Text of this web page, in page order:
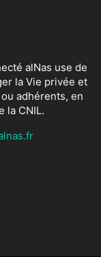
alNas use de
la Vie privée et
adhérents, en
la CNIL.